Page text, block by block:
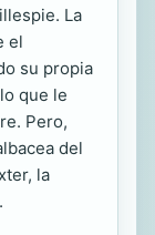
La
el
su propia
que le
Pero,
del
la